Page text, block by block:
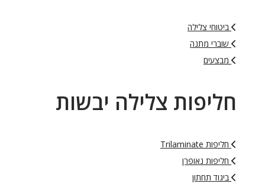
ביטוחי צלילה
שוברי מתנה
מבצעים
חליפות צלילה יבשות
חליפות Trilaminate
חליפות נאופרן
ביגוד תחתון